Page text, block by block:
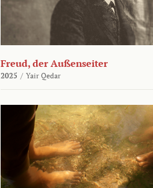
Freud, der Außenseiter
2025 / Yair Qedar